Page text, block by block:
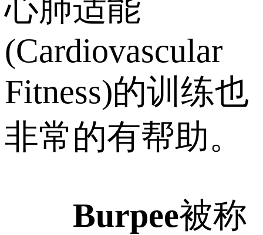
心肺适能
(Cardiovascular
Fitness)的训练也
非常的有帮助。
Burpee被称